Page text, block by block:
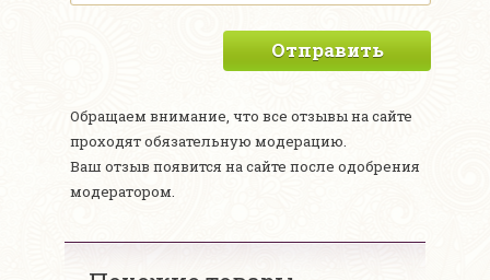
Отправить
Обращаем внимание, что все отзывы на сайте
проходят обязательную модерацию.
Ваш отзыв появится на сайте после одобрения
модератором.